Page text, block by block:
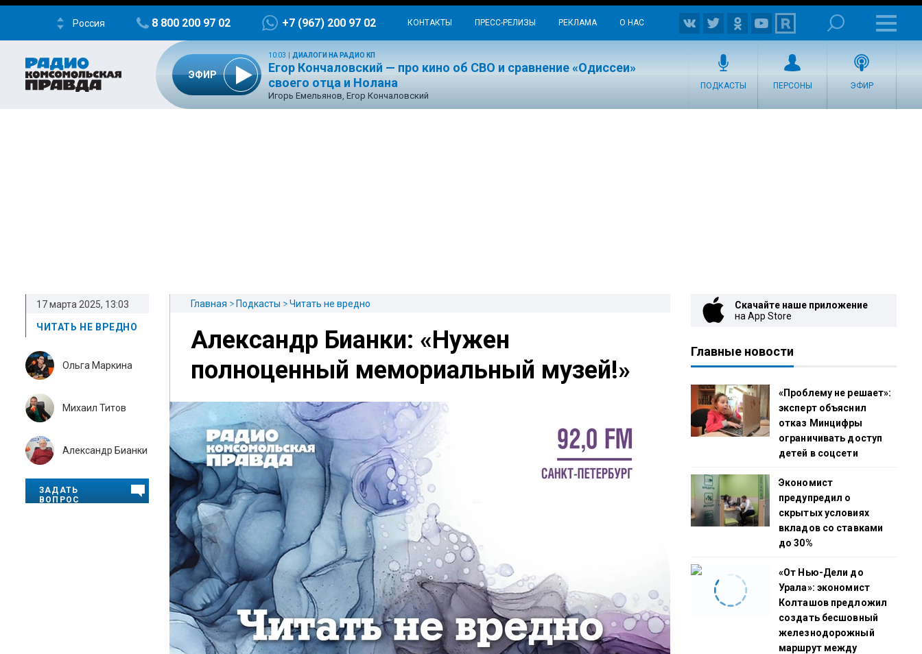
Россия 8 800 200 97 02 +7 (967) 200 97 02 КОНТАКТЫ ПРЕСС-РЕЛИЗЫ РЕКЛАМА О НАС
ЭФИР
10:03 ДИАЛОГИ НА РАДИО КП
Егор Кончаловский — про кино об СВО и сравнение «Одиссеи»
своего отца и Нолана
Игорь Емельянов, Егор Кончаловский
ПОДКАСТЫ ПЕРСОНЫ ЭФИР
Главная Подкасты Читать не вредно
Александр Бианки: «Нужен
полноценный мемориальный музей!»
17 марта 2025, 13:03
ЧИТАТЬ НЕ ВРЕДНО
Ольга Маркина
Михаил Титов
Александр Бианки
ЗАДАТЬ
ВОПРОС
Скачайте наше приложение
на App Store
Главные новости
«Проблему не решает»:
эксперт объяснил
отказ Минцифры
ограничивать доступ
детей в соцсети
Экономист
предупредил о
скрытых условиях
вкладов со ставками
до 30%
«От Нью-Дели до
Урала»: экономист
Колташов предложил
создать бесшовный
железнодорожный
маршрут между